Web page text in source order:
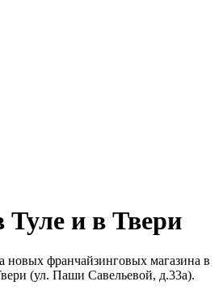
и в Твери
новых франчайзинговых магазина в
(ул. Паши Савельевой, д.33а).